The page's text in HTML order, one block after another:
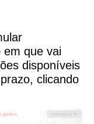
em que vai
disponíveis
clicando